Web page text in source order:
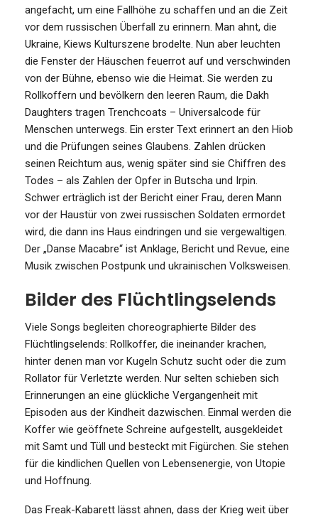
angefacht, um eine Fallhöhe zu schaffen und an die Zeit
vor dem russischen Überfall zu erinnern. Man ahnt, die
Ukraine, Kiews Kulturszene brodelte. Nun aber leuchten
die Fenster der Häuschen feuerrot auf und verschwinden
von der Bühne, ebenso wie die Heimat. Sie werden zu
Rollkoffern und bevölkern den leeren Raum, die Dakh
Daughters tragen Trenchcoats – Universalcode für
Menschen unterwegs. Ein erster Text erinnert an den Hiob
und die Prüfungen seines Glaubens. Zahlen drücken
seinen Reichtum aus, wenig später sind sie Chiffren des
Todes – als Zahlen der Opfer in Butscha und Irpin.
Schwer erträglich ist der Bericht einer Frau, deren Mann
vor der Haustür von zwei russischen Soldaten ermordet
wird, die dann ins Haus eindringen und sie vergewaltigen.
Der „Danse Macabre“ ist Anklage, Bericht und Revue, eine
Musik zwischen Postpunk und ukrainischen Volksweisen.
Bilder des Flüchtlingselends
Viele Songs begleiten choreographierte Bilder des
Flüchtlingselends: Rollkoffer, die ineinander krachen,
hinter denen man vor Kugeln Schutz sucht oder die zum
Rollator für Verletzte werden. Nur selten schieben sich
Erinnerungen an eine glückliche Vergangenheit mit
Episoden aus der Kindheit dazwischen. Einmal werden die
Koffer wie geöffnete Schreine aufgestellt, ausgekleidet
mit Samt und Tüll und besteckt mit Figürchen. Sie stehen
für die kindlichen Quellen von Lebensenergie, von Utopie
und Hoffnung.
Das Freak-Kabarett lässt ahnen, dass der Krieg weit über